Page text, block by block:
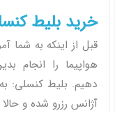
خرید بلیط
قبل از اینکه به
هواپیما را انجام
دهیم. بلیط کنسلی:
آژانس رزرو شده و